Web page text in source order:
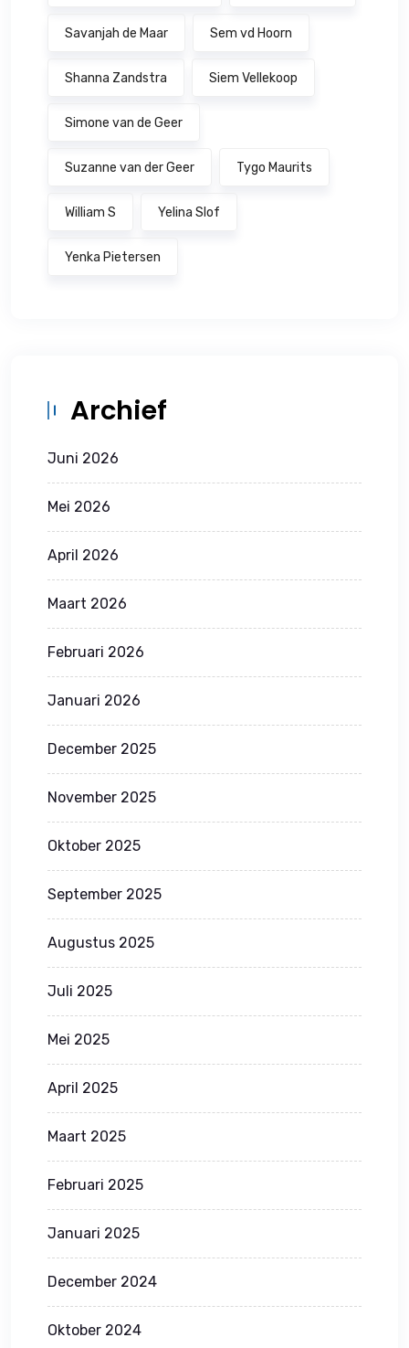
Savanjah de Maar Sem vd Hoorn
Shanna Zandstra Siem Vellekoop
Simone van de Geer
Suzanne van der Geer Tygo Maurits
William S Yelina Slof
Yenka Pietersen
Archief
Juni 2026
Mei 2026
April 2026
Maart 2026
Februari 2026
Januari 2026
December 2025
November 2025
Oktober 2025
September 2025
Augustus 2025
Juli 2025
Mei 2025
April 2025
Maart 2025
Februari 2025
Januari 2025
December 2024
Oktober 2024